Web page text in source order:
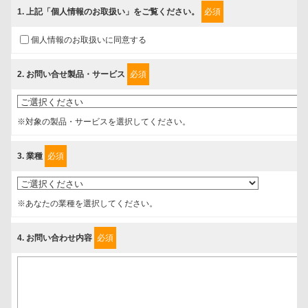
っています。
い、これらで定める範囲内で、サービスの提供やご案内等のために利
用させていただいております。
情報を提供されるお客様（本人）に対して、情報の収集目的、管理
者、提供の有無、情報提供の任意性や権利について確認し、当社への
情報提供がお客様の懸念にならないように、以下の同意を得たいと存
事業者名
富士ソフト株式会社
個人情報保護責任者
個人情報保護管理担当役員
1. 上記「個人情報のお取扱い」をご覧ください。 必須
個人情報のお取扱いに同意する
2. お問い合せ製品・サービス 必須
※対象の製品・サービスを選択してください。
3. 業種 必須
※あなたの業種を選択してください。
4. お問い合わせ内容 必須